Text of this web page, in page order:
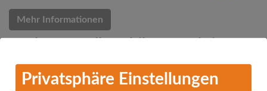
Mehr Informationen
Küchen Quelle feiert 40 Jahre Küchenglück
Privatsphäre Einstellungen